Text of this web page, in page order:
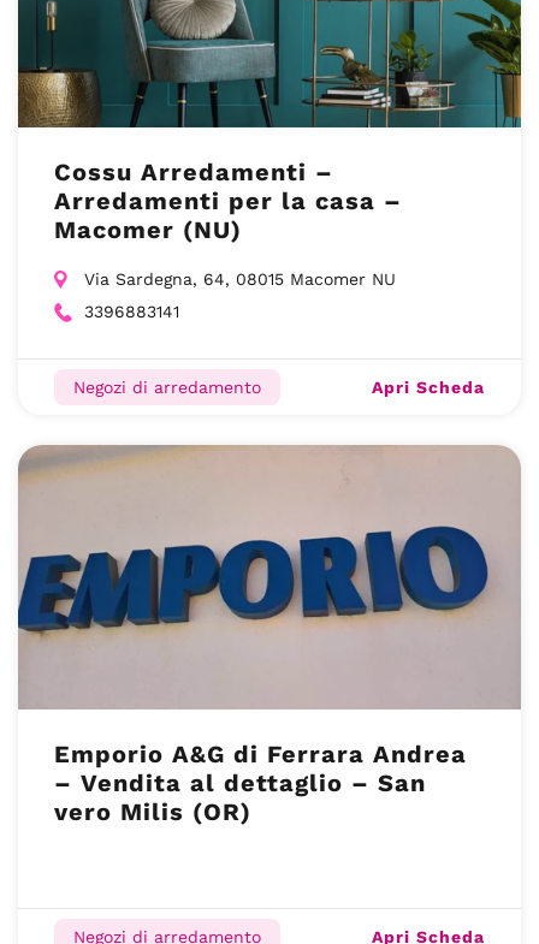
Cossu Arredamenti –
Arredamenti per la casa –
Macomer (NU)
Via Sardegna, 64, 08015 Macomer NU
3396883141
Negozi di arredamento Apri Scheda
Emporio A&G di Ferrara Andrea
– Vendita al dettaglio – San
vero Milis (OR)
Negozi di arredamento Apri Scheda